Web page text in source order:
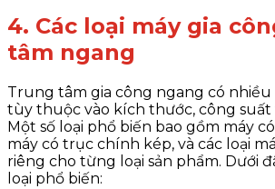
4. Các loại máy gia
tâm ngang
Trung tâm gia công ngang có nhiều
tùy thuộc vào kích thước, công suất
Một số loại phổ biến bao gồm máy
máy có trục chính kép, và các loại
riêng cho từng loại sản phẩm. Dưới
loại phổ biến: